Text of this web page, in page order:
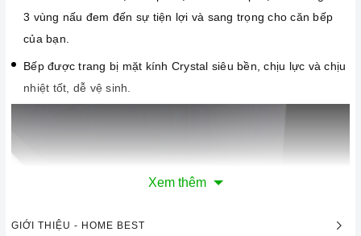
3 vùng nấu đem đến sự tiện lợi và sang trọng cho căn bếp
của bạn.
Bếp được trang bị mặt kính Crystal siêu bền, chịu lực và chịu
nhiệt tốt, dễ vệ sinh.
Xem thêm
GIỚI THIỆU - HOME BEST